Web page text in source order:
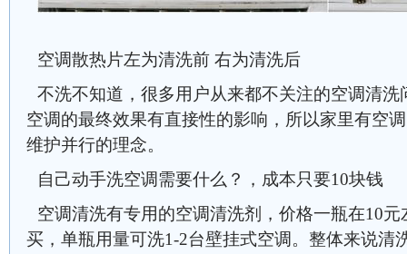
空调散热片左为清洗前 右为清洗后
不洗不知道，很多用户从来都不关注的空调清
空调的最终效果有直接性的影响，所以家里有空
维护并行的理念。
自己动手洗空调需要什么？，成本只要10块钱
空调清洗有专用的空调清洗剂，价格一瓶在10
买，单瓶用量可洗1-2台壁挂式空调。整体来说清